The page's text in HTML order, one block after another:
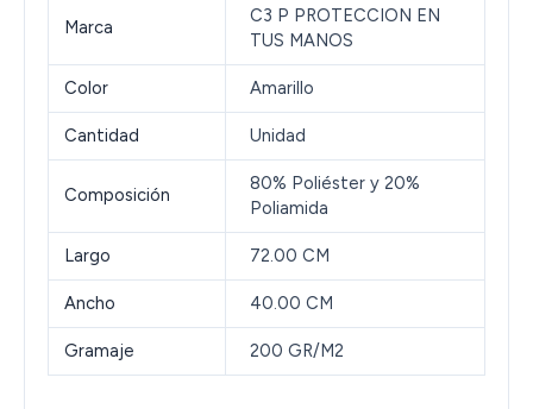
Marca
C3 P PROTECCION EN
TUS MANOS
Color Amarillo
Cantidad Unidad
Composición
80% Poliéster y 20%
Poliamida
Largo 72.00 CM
Ancho 40.00 CM
Gramaje 200 GR/M2